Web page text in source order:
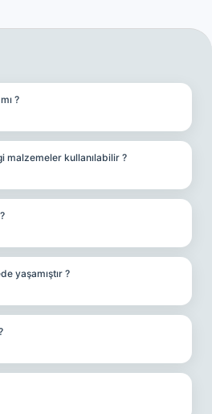
?
malzemeler kullanılabilir ?
yaşamıştır ?